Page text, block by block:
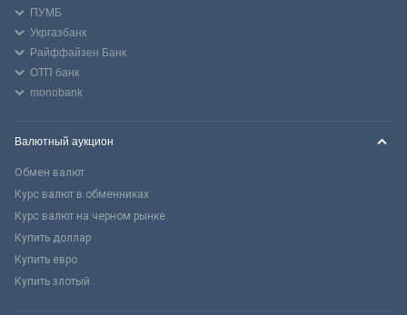
ПУМБ
Укргазбанк
Райффайзен Банк
ОТП банк
monobank
Валютный аукцион
Обмен валют
Курс валют в обменниках
Курс валют на черном рынке
Купить доллар
Купить евро
Купить злотый